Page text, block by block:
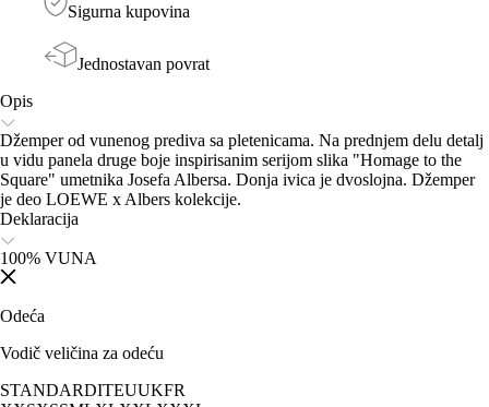
Sigurna kupovina
Jednostavan povrat
Opis
Džemper od vunenog prediva sa pletenicama. Na prednjem delu detalj
u vidu panela druge boje inspirisanim serijom slika "Homage to the
Square" umetnika Josefa Albersa. Donja ivica je dvoslojna. Džemper
je deo LOEWE x Albers kolekcije.
Deklaracija
100% VUNA
Odeća
Vodič veličina za odeću
STANDARDITEUUKFR